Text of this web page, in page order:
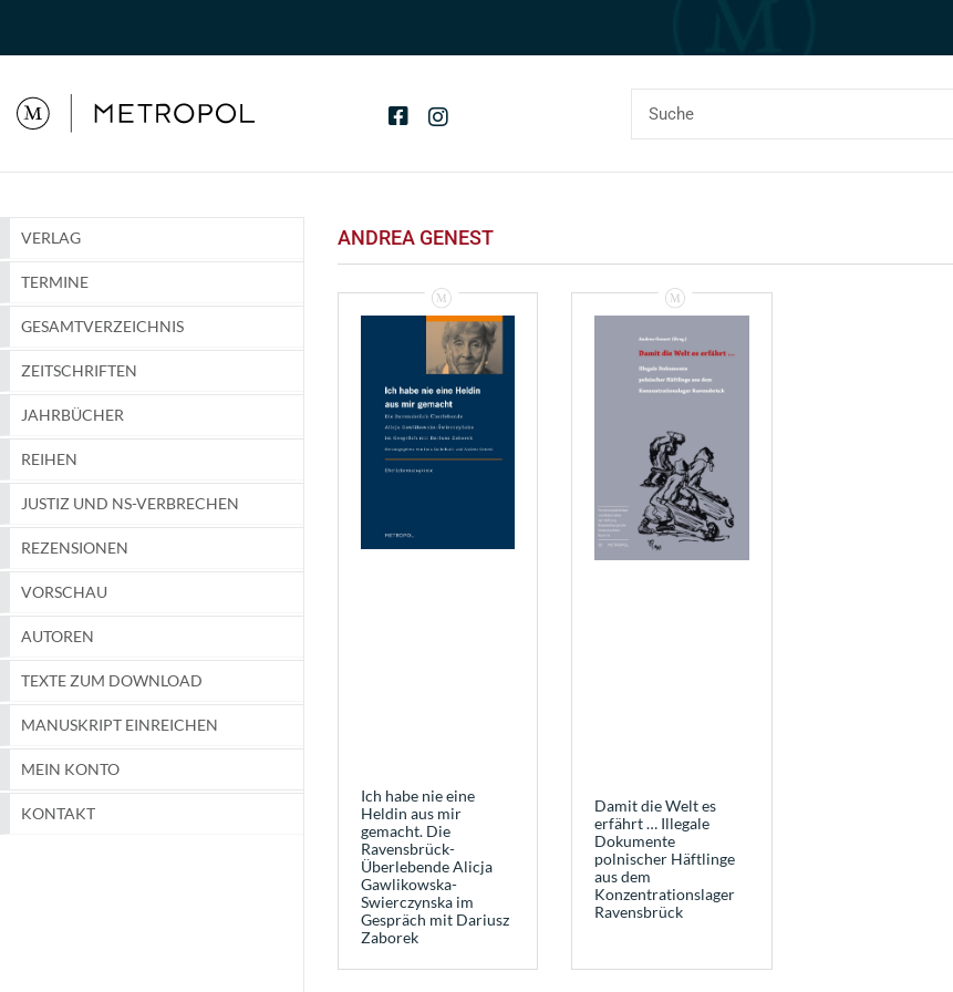
VERLAG
TERMINE
GESAMTVERZEICHNIS
ZEITSCHRIFTEN
JAHRBÜCHER
REIHEN
JUSTIZ UND NS-VERBRECHEN
REZENSIONEN
VORSCHAU
AUTOREN
TEXTE ZUM DOWNLOAD
MANUSKRIPT EINREICHEN
MEIN KONTO
KONTAKT
ANDREA GENEST
Ich habe nie eine
Heldin aus mir
gemacht. Die
Ravensbrück-
Überlebende Alicja
Gawlikowska-
Swierczynska im
Gespräch mit Dariusz
Zaborek
Damit die Welt es
erfährt … Illegale
Dokumente
polnischer Häftlinge
aus dem
Konzentrationslager
Ravensbrück